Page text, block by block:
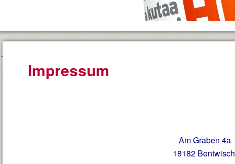
Impressum
Am Graben 4a
18182 Bentwisch